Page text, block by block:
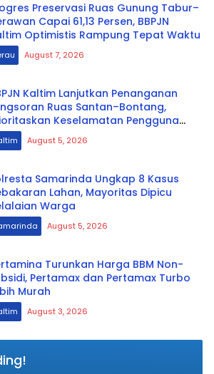
Preservasi Ruas Gunung Tabur–
Capai 61,13 Persen, BBPJN
Optimistis Rampung Tepat Waktu
August 7, 2026
Kaltim Lanjutkan Penanganan
Ruas Santan–Bontang,
Keselamatan Pengguna
August 5, 2026
Samarinda Ungkap 8 Kasus
Lahan, Mayoritas Dipicu
Warga
August 5, 2026
Turunkan Harga BBM Non-
Pertamax dan Pertamax Turbo
Murah
August 3, 2026